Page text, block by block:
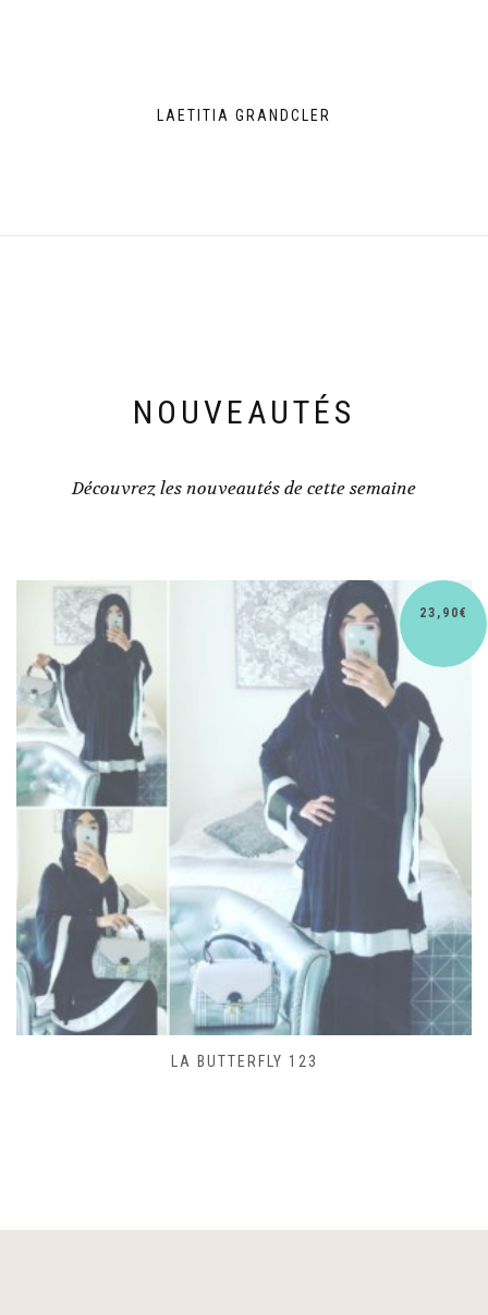
LAETITIA GRANDCLER
NOUVEAUTÉS
Découvrez les nouveautés de cette semaine
LA BUTTERFLY 123
23,90€